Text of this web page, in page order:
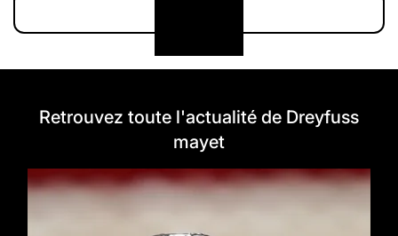
Retrouvez toute l'actualité de Dreyfuss
mayet